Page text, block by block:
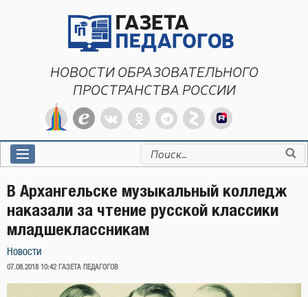
НОВОСТИ ОБРАЗОВАТЕЛЬНОГО
ПРОСТРАНСТВА РОССИИ
Искать:
В Архангельске музыкальный колледж
наказали за чтение русской классики
младшеклассникам
Новости
ОПУБЛИКОВАНО
07.08.2018 10:42 ГАЗЕТА ПЕДАГОГОВ